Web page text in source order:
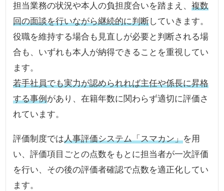
担当業務の状況や本人の負担度合いを踏まえ、複数
回の面談を行いながら継続的に判断していきます。
役職を維持する場合も見直しが必要と判断される場
合も、いずれも本人が納得できることを重視してい
ます。
若手社員でも実力が認められれば主任や係長に昇格
する事例があり、在籍年数に関わらず適切に評価さ
れています。
評価制度では人事評価システム「スマカン」を用
い、評価項目ごとの点数をもとに担当者が一次評価
を行い、その後の評価者確認で点数を適正化してい
ます。